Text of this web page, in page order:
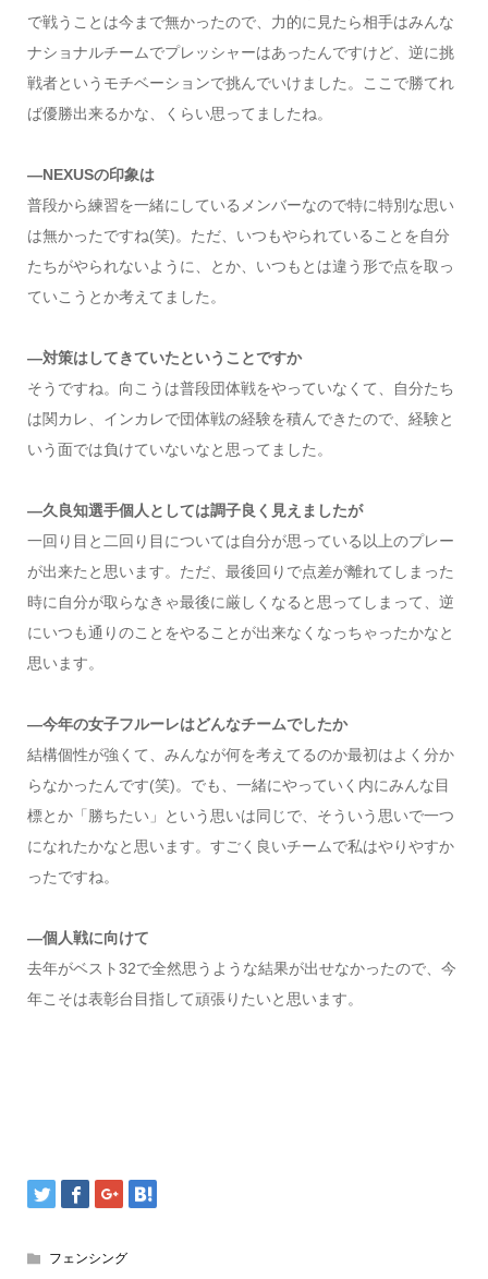
で戦うことは今まで無かったので、力的に見たら相手はみんな
ナショナルチームでプレッシャーはあったんですけど、逆に挑
戦者というモチベーションで挑んでいけました。ここで勝てれ
ば優勝出来るかな、くらい思ってましたね。
―NEXUSの印象は
普段から練習を一緒にしているメンバーなので特に特別な思い
は無かったですね(笑)。ただ、いつもやられていることを自分
たちがやられないように、とか、いつもとは違う形で点を取っ
ていこうとか考えてました。
―対策はしてきていたということですか
そうですね。向こうは普段団体戦をやっていなくて、自分たち
は関カレ、インカレで団体戦の経験を積んできたので、経験と
いう面では負けていないなと思ってました。
―久良知選手個人としては調子良く見えましたが
一回り目と二回り目については自分が思っている以上のプレー
が出来たと思います。ただ、最後回りで点差が離れてしまった
時に自分が取らなきゃ最後に厳しくなると思ってしまって、逆
にいつも通りのことをやることが出来なくなっちゃったかなと
思います。
―今年の女子フルーレはどんなチームでしたか
結構個性が強くて、みんなが何を考えてるのか最初はよく分か
らなかったんです(笑)。でも、一緒にやっていく内にみんな目
標とか「勝ちたい」という思いは同じで、そういう思いで一つ
になれたかなと思います。すごく良いチームで私はやりやすか
ったですね。
―個人戦に向けて
去年がベスト32で全然思うような結果が出せなかったので、今
年こそは表彰台目指して頑張りたいと思います。
フェンシング